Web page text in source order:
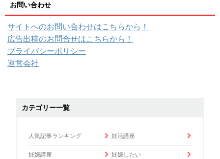
お問い合わせ
サイトへのお問い合わせはこちらから！
広告出稿のお問合せはこちらから！
プライバシーポリシー
運営会社
カテゴリー一覧
人気記事ランキング 妊活講座
妊娠講座 妊娠したい